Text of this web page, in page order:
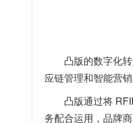
凸版的数字化
应链管理和智能营销
凸版通过将
务配合运用，品牌